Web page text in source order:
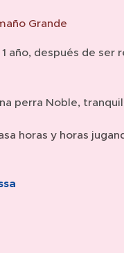
Grande
año, después de ser
perra Noble,
horas y horas